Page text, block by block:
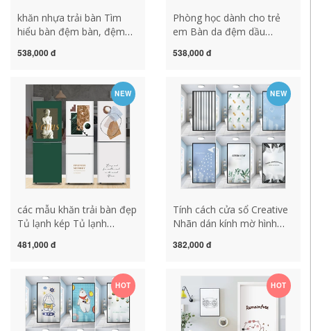
khăn nhựa trải bàn Tìm
hiểu bàn đệm bàn, đệm
chống thấm nước không
em, viết cho trẻ em khăn
trải bàn ghế gỗ khăn trải
bàn kính đẹp
538,000 đ
Phòng học dành cho trẻ
em Bàn da đệm dầu
sạch miễn phí khăn trải
538,000 đ
NEW
các mẫu khăn trải bàn đẹp
Tủ lạnh kép Tủ lạnh
THIẾT BẮT khăn trải bàn
481,000 đ
NEW
Tính cách cửa sổ Creative
Nhãn dán kính mờ hình
trong suốt và chống nắng
kem chống nắng toàn diện
tấm trải bàn mẫu khăn trải
bàn hội trường
382,000 đ
HOT HOT